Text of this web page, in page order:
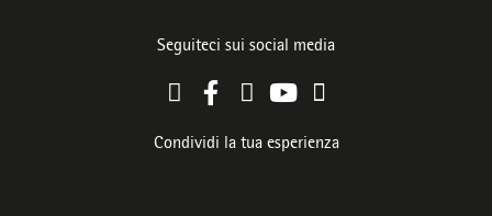
Seguiteci sui social media
Condividi la tua esperienza